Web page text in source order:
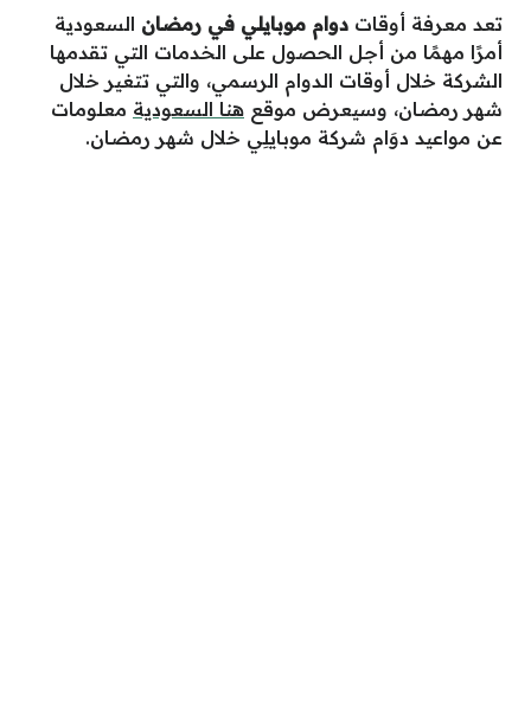
تعد معرفة أوقات دوام موبايلي في رمضان السعودية
أمرًا مهمًا من أجل الحصول على الخدمات التي تقدمها
الشركة خلال أوقات الدوام الرسمي، والتي تتغير خلال
شهر رمضان، وسيعرض موقع هنا السعودية معلومات
عن مواعيد دوَام شركة موبايلِي خلال شهر رمضان.